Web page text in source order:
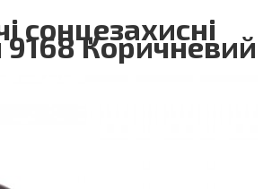
сонцезахисні
9168 Коричневий